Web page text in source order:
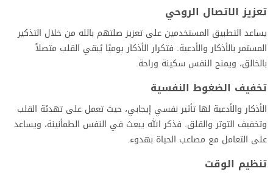
تعزيز الاتصال الروحي
يساعد التطبيق المستخدمين على تعزيز صلتهم بالله من خلال التذكير
المستمر بالأذكار والأدعية. فتكرار الأذكار يوميًا يُبقي القلب متصلاً
بالخالق، ويمنح النفس سكينة وراحة.
تخفيف الضغوط النفسية
الأذكار والأدعية لها تأثير نفسي إيجابي، حيث تعمل على تهدئة القلب
وتخفيف التوتر والقلق. فذكر الله يبعث في النفس الطمأنينة، ويساعد
على التعامل مع مصاعب الحياة بهدوء.
تنظيم الوقت